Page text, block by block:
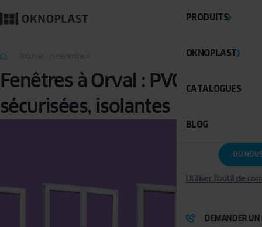
PRODUITS
OKNOPLAST
CATALOGUES
BLOG
OÙ
Utiliser l'outil de
DEMANDER UN
Fenêtres à Orval : PVC,
sécurisées, isolantes